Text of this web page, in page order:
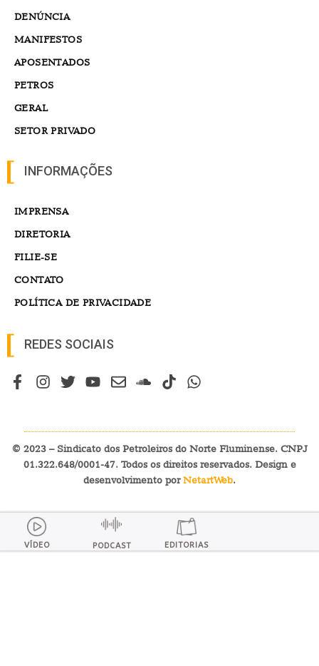
DENÚNCIA
MANIFESTOS
APOSENTADOS
PETROS
GERAL
SETOR PRIVADO
INFORMAÇÕES
IMPRENSA
DIRETORIA
FILIE-SE
CONTATO
POLÍTICA DE PRIVACIDADE
REDES SOCIAIS
© 2023 – Sindicato dos Petroleiros do Norte Fluminense. CNPJ
01.322.648/0001-47. Todos os direitos reservados. Design e
desenvolvimento porNetartWeb.
VÍDEO PODCAST EDITORIAS